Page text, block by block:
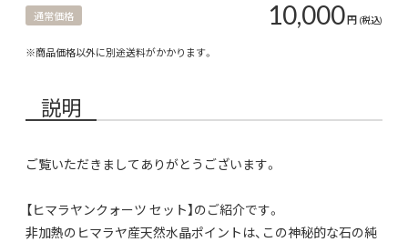
通常価格 10,000円 (税込)
※商品価格以外に別途送料がかかります。
説明
ご覧いただきましてありがとうございます。
【ヒマラヤンクォーツ セット】のご紹介です。
非加熱のヒマラヤ産天然水晶ポイントは、この神秘的な石の純